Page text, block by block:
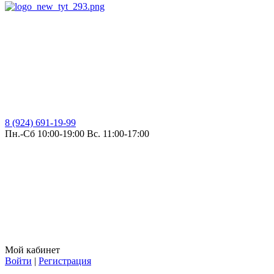
8 (924) 691-19-99
Пн.-Сб 10:00-19:00 Вс. 11:00-17:00
Мой кабинет
Войти | Регистрация